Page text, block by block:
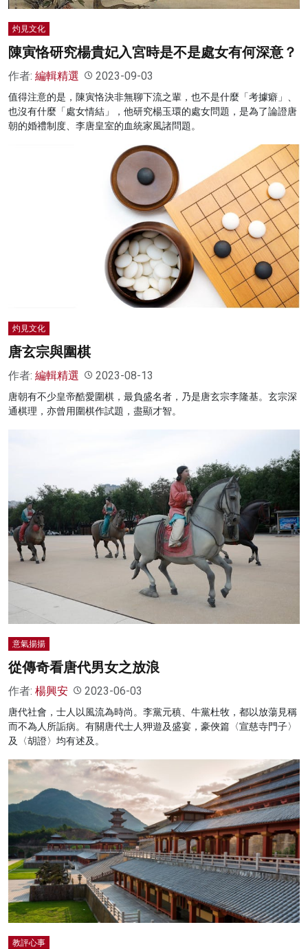
灼見文化
陳寅恪研究楊貴妃入宮時是不是處女有何深意？
作者: 編輯精選 2023-09-03
值得注意的是，陳寅恪決非無聊下流之輩，也不是什麼「考據癖」、
也沒有什麼「處女情結」，他研究楊玉環的處女問題，是為了論證唐
朝的婚禮制度、李唐皇室的血統家風諸問題。
灼見文化
唐玄宗與圍棋
作者: 編輯精選 2023-08-13
唐朝有不少皇帝酷愛圍棋，最負盛名者，乃是唐玄宗李隆基。玄宗深
通棋理，亦曾用圍棋作試題，盡顯才智。
意氣揚揚
從傳奇看唐代男女之放浪
作者: 楊興安 2023-06-03
唐代社會，士人以風流為時尚。李黨元稹、牛黨杜牧，都以放蕩見稱
而不為人所詬病。有關唐代士人狎遊及盛宴，豪俠篇〈宣慈寺門子〉
及〈胡證〉均有述及。
教評心事